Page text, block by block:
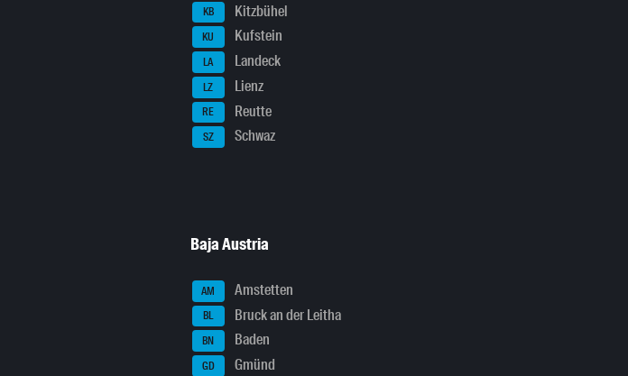
KB Kitzbühel
KU Kufstein
LA Landeck
LZ Lienz
RE Reutte
SZ Schwaz
Baja Austria
AM Amstetten
BL Bruck an der Leitha
BN Baden
GD Gmünd